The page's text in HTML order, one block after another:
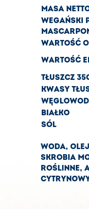
MASA
WEGAŃSKI
WARTOŚĆ
WARTOŚĆ
TŁUSZCZ
KWASY
BIAŁKO
SÓL
WODA,
SKROBIA
ROŚLINNE,